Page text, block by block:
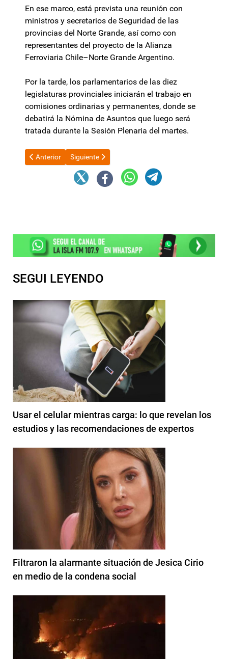
En ese marco, está prevista una reunión con
ministros y secretarios de Seguridad de las
provincias del Norte Grande, así como con
representantes del proyecto de la Alianza
Ferroviaria Chile–Norte Grande Argentino.
Por la tarde, los parlamentarios de las diez
legislaturas provinciales iniciarán el trabajo en
comisiones ordinarias y permanentes, donde se
debatirá la Nómina de Asuntos que luego será
tratada durante la Sesión Plenaria del martes.
Artículo anterior: El Gobierno redujo aranceles a la
Anterior Artículo siguiente: Javier Milei aumentó más de
Siguiente
SEGUI LEYENDO
Usar el celular mientras carga: lo que revelan los
estudios y las recomendaciones de expertos
Filtraron la alarmante situación de Jesica Cirio
en medio de la condena social